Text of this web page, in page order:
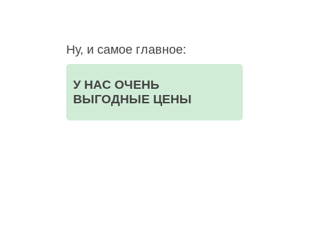
Ну, и самое главное:
У НАС ОЧЕНЬ
ВЫГОДНЫЕ ЦЕНЫ